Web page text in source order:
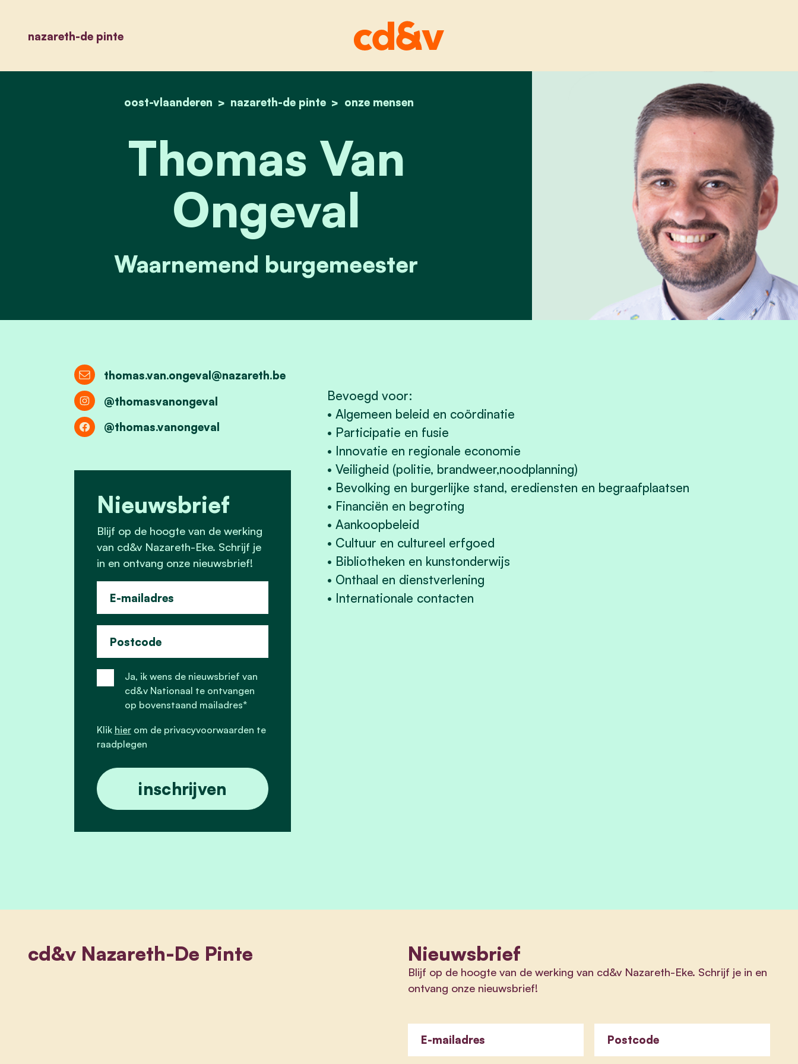
nazareth-de pinte
home
oost-vlaanderen nazareth-de pinte onze mensen
thomas van ongeval
Thomas Van
Ongeval
Waarnemend burgemeester
Bevoegd voor:
• Algemeen beleid en coördinatie
• Participatie en fusie
• Innovatie en regionale economie
• Veiligheid (politie, brandweer,noodplanning)
• Bevolking en burgerlijke stand, erediensten en begraafplaatsen
• Financiën en begroting
• Aankoopbeleid
• Cultuur en cultureel erfgoed
• Bibliotheken en kunstonderwijs
• Onthaal en dienstverlening
• Internationale contacten
thomas.van.ongeval@nazareth.be
@thomasvanongeval
@thomas.vanongeval
Nieuwsbrief
Blijf op de hoogte van de werking
van cd&v Nazareth-Eke. Schrijf je
in en ontvang onze nieuwsbrief!
E-mailadres
Postcode
Ja, ik wens de nieuwsbrief van
cd&v Nationaal te ontvangen
op bovenstaand mailadres*
Klik hierom de privacyvoorwaarden te
raadplegen
cd&v Nazareth-De Pinte Nieuwsbrief
Blijf op de hoogte van de werking van cd&v Nazareth-Eke. Schrijf je in en
ontvang onze nieuwsbrief!
E-mailadres Postcode